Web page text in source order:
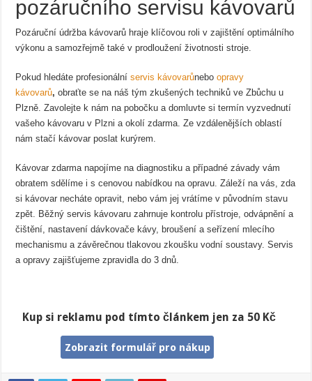
pozáručního servisu kávovarů
Pozáruční údržba kávovarů hraje klíčovou roli v zajištění optimálního
výkonu a samozřejmě také v prodloužení životnosti stroje.
Pokud hledáte profesionálníservis kávovarůneboopravy
kávovarů, obraťte se na náš tým zkušených techniků ve Zbůchu u
Plzně. Zavolejte k nám na pobočku a domluvte si termín vyzvednutí
vašeho kávovaru v Plzni a okolí zdarma. Ze vzdálenějších oblastí
nám stačí kávovar poslat kurýrem.
Kávovar zdarma napojíme na diagnostiku a případné závady vám
obratem sdělíme i s cenovou nabídkou na opravu. Záleží na vás, zda
si kávovar necháte opravit, nebo vám jej vrátíme v původním stavu
zpět. Běžný servis kávovaru zahrnuje kontrolu přístroje, odvápnění a
čištění, nastavení dávkovače kávy, broušení a seřízení mlecího
mechanismu a závěrečnou tlakovou zkoušku vodní soustavy. Servis
a opravy zajišťujeme zpravidla do 3 dnů.
Kup si reklamu pod tímto článkem jen za 50 Kč
Zobrazit formulář pro nákup